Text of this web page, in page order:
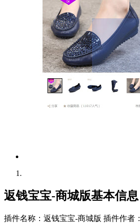
返钱宝宝-商城版基本信息
插件名称：返钱宝宝-商城版 插件作者：